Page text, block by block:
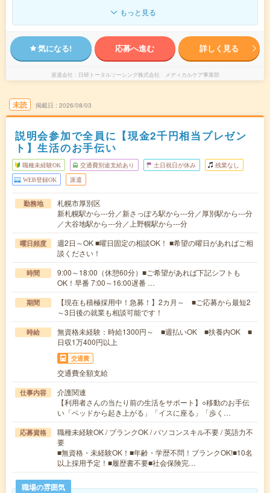
もっと見る
気になる! 応募へ進む 詳しく見る
派遣会社 日研トータルソーシング株式会社 メディカルケア事業部
未読 掲載日 2026/08/03
説明会参加で全員に【現金2千円相当プレゼン
ト】生活のお手伝い
職種未経験OK 交通費別途支給あり 土日祝日が休み 残業なし
WEB登録OK 派遣
勤務地
札幌市厚別区
新札幌駅から---分／新さっぽろ駅から---分／厚別駅から---分
／大谷地駅から---分／上野幌駅から---分
曜日頻度
週2日～OK ■曜日固定の相談OK！ ■希望の曜日があればご相
談ください！
時間
9:00～18:00（休憩60分）■ご希望があれば下記シフトも
OK！早番 7:00～16:00遅番 …
期間
【現在も積極採用中！急募！】2カ月～ ■ご応募から最短2
～3日後の就業も相談可能です！
時給
無資格未経験：時給1300円～ ■週払いOK ■扶養内OK ■
日収1万400円以上
交通費
交通費全額支給
仕事内容
介護関連
【利用者さんの当たり前の生活をサポート】○移動のお手伝
い「ベッドから起き上がる」「イスに座る」「歩く…
応募資格
職種未経験OK / ブランクOK / パソコンスキル不要 / 英語力不
要
■無資格・未経験OK！■年齢・学歴不問！ブランクOK!■10名
以上採用予定！■履歴書不要■社会保険完…
職場の雰囲気